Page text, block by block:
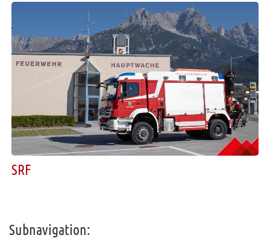
SRF
Subnavigation: